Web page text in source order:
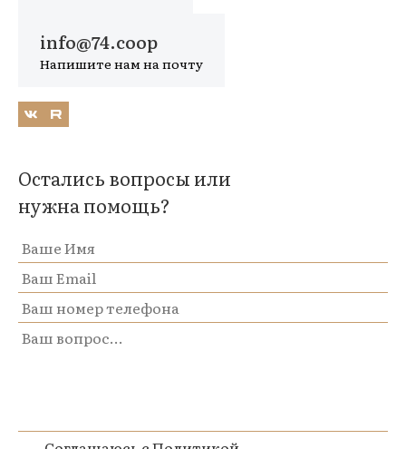
info@74.coop
Напишите нам на почту
Остались вопросы или
нужна помощь?